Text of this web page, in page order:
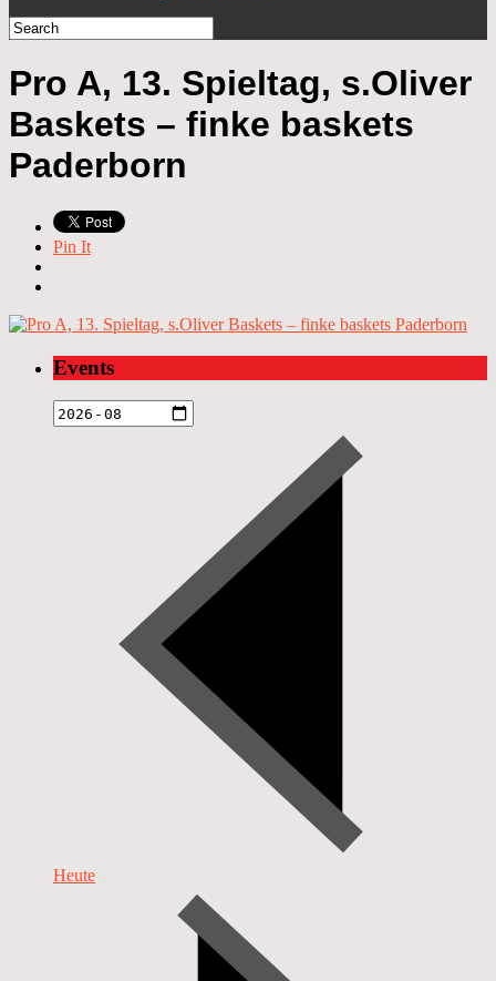
Pro A, 13. Spieltag, s.Oliver
Baskets – finke baskets
Paderborn
Pin It
Events
Heute